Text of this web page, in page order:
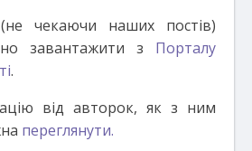
чекаючи наших постів)
завантажити з Порталу
.
від авторок, як з ним
переглянути.